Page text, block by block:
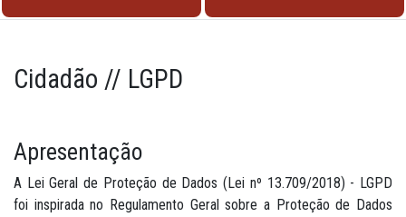
Cidadão // LGPD
Apresentação
A Lei Geral de Proteção de Dados (Lei nº 13.709/2018) - LGPD
foi inspirada no Regulamento Geral sobre a Proteção de Dados